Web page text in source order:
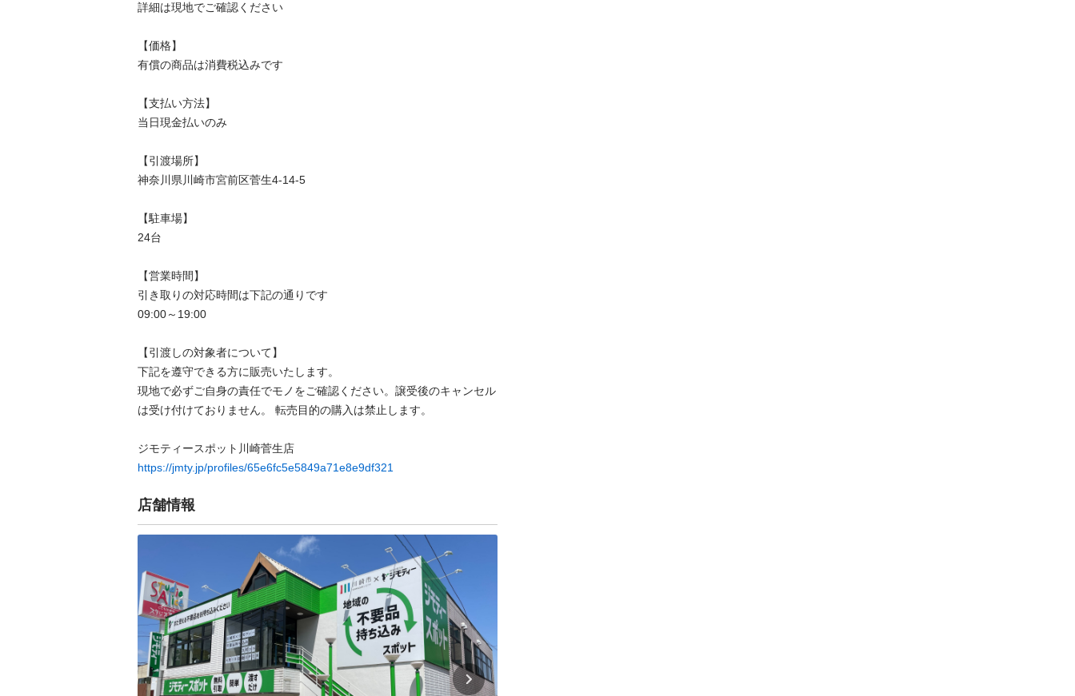
詳細は現地でご確認ください
【価格】
有償の商品は消費税込みです
【⽀払い⽅法】
当⽇現⾦払いのみ
【引渡場所】
神奈川県川崎市宮前区菅生4-14-5
【駐⾞場】
24台
【営業時間】
引き取りの対応時間は下記の通りです
09:00～19:00
【引渡しの対象者について】
下記を遵守できる⽅に販売いたします。
現地で必ずご⾃⾝の責任でモノをご確認ください。譲受後のキャンセル
は受け付けておりません。 転売⽬的の購⼊は禁⽌します。
https://jmty.jp/profiles/65e6fc5e5849a71e8e9df321
店舗情報